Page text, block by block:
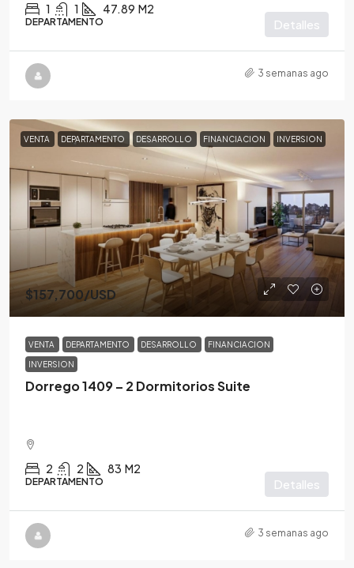
1 1 47.89 M2
DEPARTAMENTO Detalles
3 semanas ago
VENTA DEPARTAMENTO DESARROLLO FINANCIACION INVERSION
$157,700/USD
VENTA DEPARTAMENTO DESARROLLO FINANCIACION
INVERSION
Dorrego 1409 – 2 Dormitorios Suite
2 2 83 M2
DEPARTAMENTO Detalles
3 semanas ago